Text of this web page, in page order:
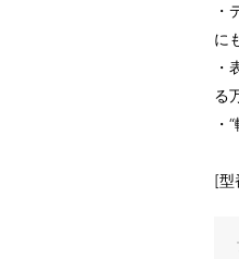
・
に
・
る
・
[型